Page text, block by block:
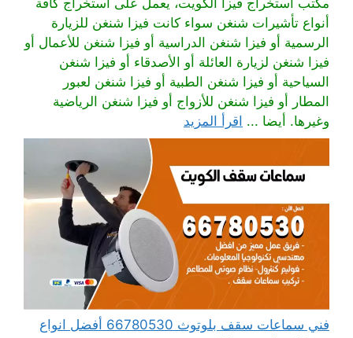
مكتب استخراج فيزا الكويت، يعمل على استخراج كافة
أنواع تأشيرات شنغن سواء كانت فيزا شنغن للزيارة
الرسمية أو فيزا شنغن الدراسية أو فيزا شنغن للأعمال أو
فيزا شنغن لزيارة العائلة أو الأصدقاء أو فيزا شنغن
السياحية أو فيزا شنغن الطبية أو فيزا شنغن لعبور
المطار أو فيزا شنغن للأزواج أو فيزا شنغن الرياضية
وغيرها. أيضا ... اقرأ المزيد
فني سماعات سقف بلوتوث 66780530 أفضل انواع